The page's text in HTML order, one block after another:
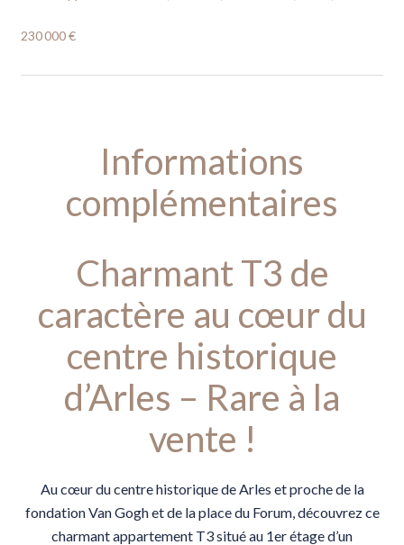
230 000 €
Informations
complémentaires
Charmant T3 de
caractère au cœur du
centre historique
d’Arles – Rare à la
vente !
Au cœur du centre historique de Arles et proche de la
fondation Van Gogh et de la place du Forum, découvrez ce
charmant appartement T3 situé au 1er étage d’un